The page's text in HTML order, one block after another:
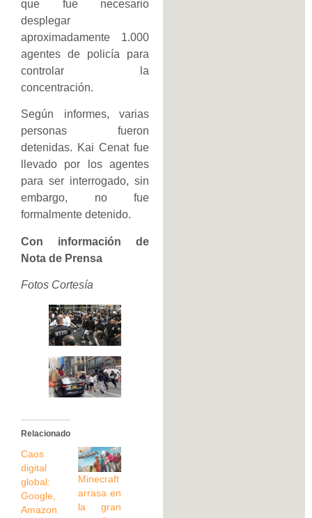
que fue necesario
desplegar
aproximadamente 1.000
agentes de policía para
controlar la
concentración.
Según informes, varias
personas fueron
detenidas. Kai Cenat fue
llevado por los agentes
para ser interrogado, sin
embargo, no fue
formalmente detenido.
Con información de
Nota de Prensa
Fotos Cortesía
Relacionado
Caos
digital
global:
Google,
Amazon
Minecraft
arrasa en
la gran